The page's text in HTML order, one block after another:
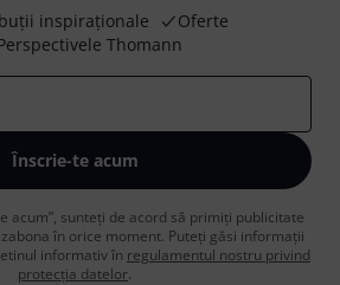
inspiraționale
Oferte
Thomann
Înscrie-te acum
acum”, sunteți de acord să primiți publicitate
în orice moment. Puteți găsi informații
informativ în regulamentul nostru privind
protecția datelor.